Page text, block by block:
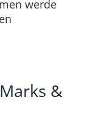
werde
&